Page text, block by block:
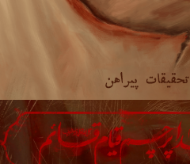
تحقیقات پیراهن